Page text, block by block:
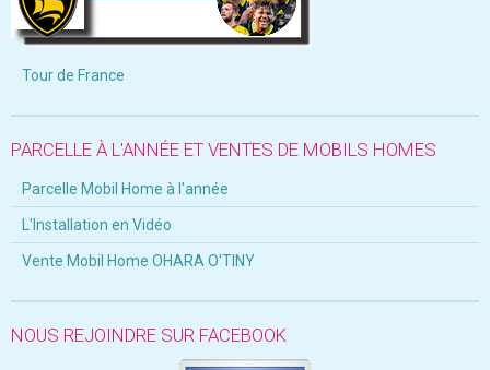
Tour de France
PARCELLE À L'ANNÉE ET VENTES DE MOBILS HOMES
Parcelle Mobil Home à l'année
L'Installation en Vidéo
Vente Mobil Home OHARA O'TINY
NOUS REJOINDRE SUR FACEBOOK